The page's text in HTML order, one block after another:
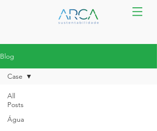
Blog
All
Posts
Água
Case